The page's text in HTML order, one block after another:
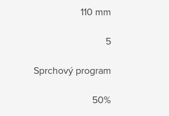
110 mm
5
Sprchový program
50%